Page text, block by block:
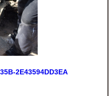
2E43594DD3EA